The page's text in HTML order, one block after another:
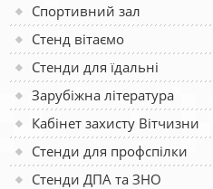
Спортивний зал
Стенд вітаємо
Стенди для їдальні
Зарубіжна література
Кабінет захисту Вітчизни
Стенди для профспілки
Стенди ДПА та ЗНО